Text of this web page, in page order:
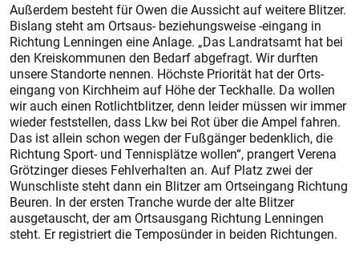
Außerdem besteht für Owen die Aussicht auf weitere Blitzer.
Bislang steht am Ortsaus- beziehungsweise -eingang in
Richtung Lenningen eine Anlage. „Das Landratsamt hat bei
den Kreiskommunen den Bedarf abgefragt. Wir durften
unsere Standorte nennen. Höchste Priorität hat der Orts-
eingang von Kirchheim auf Höhe der Teckhalle. Da wollen
wir auch einen Rotlichtblitzer, denn leider müssen wir immer
wieder feststellen, dass Lkw bei Rot über die Ampel fahren.
Das ist allein schon wegen der Fußgänger bedenklich, die
Richtung Sport- und Tennisplätze wollen“, prangert Verena
Grötzinger dieses Fehlverhalten an. Auf Platz zwei der
Wunschliste steht dann ein Blitzer am Ortseingang Richtung
Beuren. In der ersten Tranche wurde der alte Blitzer
ausgetauscht, der am Ortsausgang Richtung Lenningen
steht. Er registriert die Temposünder in beiden Richtungen.